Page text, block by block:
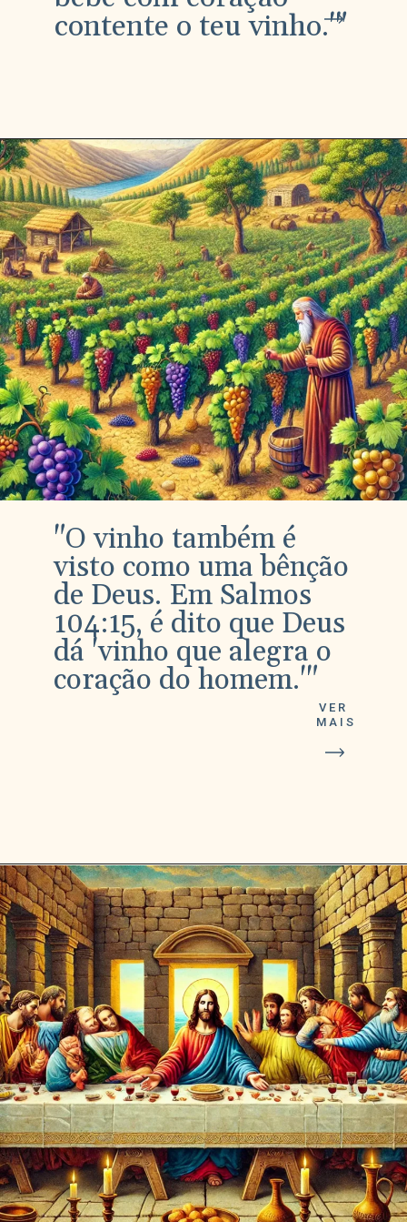
contente o teu vinho.'"
VER
MAIS
"O vinho também é
visto como uma bênção
de Deus. Em Salmos
104:15, é dito que Deus
dá 'vinho que alegra o
coração do homem.'"